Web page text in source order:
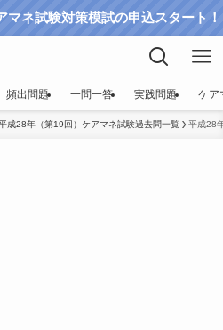
ネ試験対策模試の申込スタート！
頻出問題 一問一答 実践問題 ケア
成28年（第19回）ケアマネ試験過去問一覧 平成28